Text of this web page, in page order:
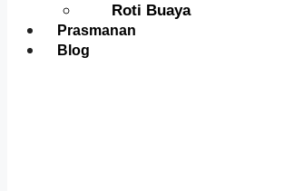
Roti Buaya
Prasmanan
Blog